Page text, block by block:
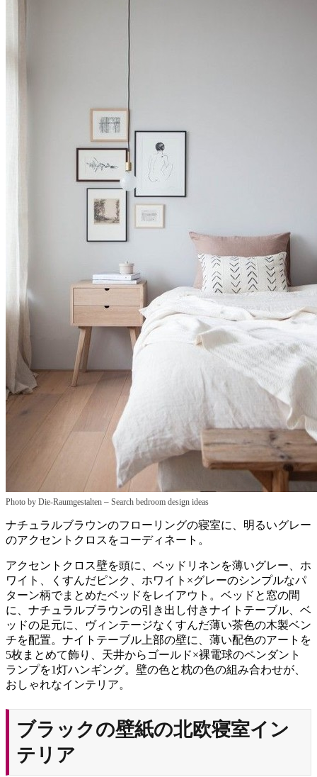
Photo by Die-Raumgestalten – Search bedroom design ideas
ナチュラルブラウンのフローリングの寝室に、明るいグレー
のアクセントクロスをコーディネート。
アクセントクロス壁を頭に、ベッドリネンを薄いグレー、ホ
ワイト、くすんだピンク、ホワイト×グレーのシンプルなパ
ターン柄でまとめたベッドをレイアウト。ベッドと窓の間
に、ナチュラルブラウンの引き出し付きナイトテーブル、ベ
ッドの足元に、ヴィンテージなくすんだ薄い茶色の木製ベン
チを配置。ナイトテーブル上部の壁に、薄い配色のアートを
5枚まとめて飾り、天井からゴールド×裸電球のペンダント
ランプを1灯ハンギング。壁の色と枕の色の組み合わせが、
おしゃれなインテリア。
ブラックの壁紙の北欧寝室イン
テリア